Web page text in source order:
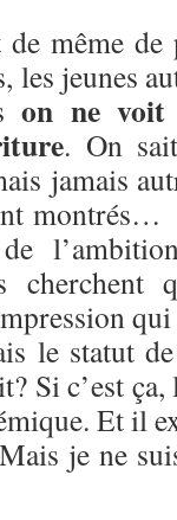
même de
les jeunes
on ne voit
. On
jamais
cherchent
le statut
Si c’est ça,
Et il
je ne